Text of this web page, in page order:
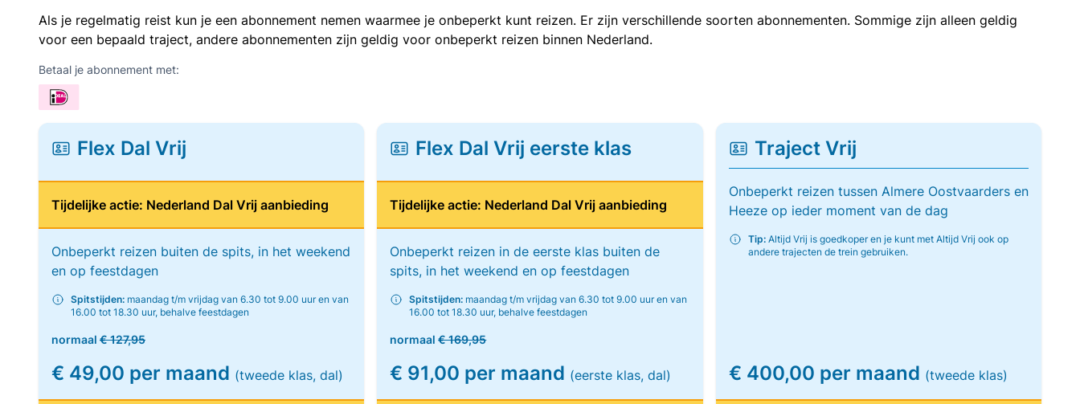
Als je regelmatig reist kun je een abonnement nemen waarmee je onbeperkt kunt reizen. Er zijn verschillende soorten abonnementen. Sommige zijn alleen geldig
voor een bepaald traject, andere abonnementen zijn geldig voor onbeperkt reizen binnen Nederland.
Betaal je abonnement met:
Flex Dal Vrij
Tijdelijke actie: Nederland Dal Vrij aanbieding
Onbeperkt reizen buiten de spits, in het weekend
en op feestdagen
Spitstijden: maandag t/m vrijdag van 6.30 tot 9.00 uur en van
16.00 tot 18.30 uur, behalve feestdagen
normaal € 127,95
€ 49,00 per maand (tweede klas, dal)
Flex Dal Vrij eerste klas
Tijdelijke actie: Nederland Dal Vrij aanbieding
Onbeperkt reizen in de eerste klas buiten de
spits, in het weekend en op feestdagen
Spitstijden: maandag t/m vrijdag van 6.30 tot 9.00 uur en van
16.00 tot 18.30 uur, behalve feestdagen
normaal€ 169,95
€ 91,00 per maand (eerste klas, dal)
Traject Vrij
Onbeperkt reizen tussen Almere Oostvaarders en
Heeze op ieder moment van de dag
Tip:Altijd Vrij is goedkoper en je kunt met Altijd Vrij ook op
andere trajecten de trein gebruiken.
€ 400,00 per maand (tweede klas)